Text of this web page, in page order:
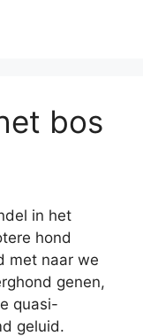
bos
in het
hond
met naar we
genen,
quasi-
geluid.